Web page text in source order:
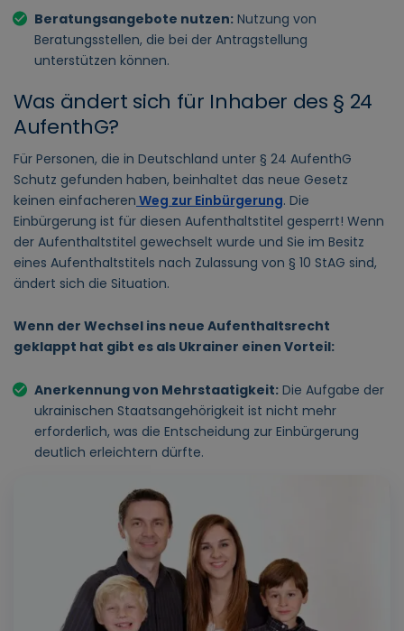
Beratungsangebote nutzen: Nutzung von
Beratungsstellen, die bei der Antragstellung
unterstützen können.
Was ändert sich für Inhaber des § 24
AufenthG?
Für Personen, die in Deutschland unter § 24 AufenthG
Schutz gefunden haben, beinhaltet das neue Gesetz
keinen einfacheren Weg zur Einbürgerung. Die
Einbürgerung ist für diesen Aufenthaltstitel gesperrt! Wenn
der Aufenthaltstitel gewechselt wurde und Sie im Besitz
eines Aufenthaltstitels nach Zulassung von § 10 StAG sind,
ändert sich die Situation.
Wenn der Wechsel ins neue Aufenthaltsrecht
geklappt hat gibt es als Ukrainer einen Vorteil:
Anerkennung von Mehrstaatigkeit: Die Aufgabe der
ukrainischen Staatsangehörigkeit ist nicht mehr
erforderlich, was die Entscheidung zur Einbürgerung
deutlich erleichtern dürfte.